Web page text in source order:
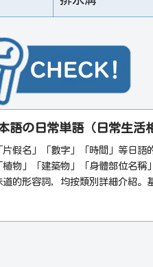
語の日常単語（日常生活
假名」「數字」「時間」等日語
物」「建築物」「身體部位名稱
道的形容詞，均按類別詳細介紹。
相關插圖，讓您像看漫畫一樣輕鬆